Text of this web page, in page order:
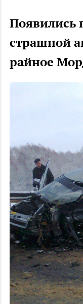
Появились
страшной
райное